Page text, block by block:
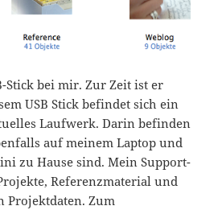
Stick bei mir. Zur Zeit ist er
USB Stick befindet sich ein
Laufwerk. Darin befinden
auf meinem Laptop und
zu Hause sind. Mein Support-
Referenzmaterial und
Projektdaten. Zum